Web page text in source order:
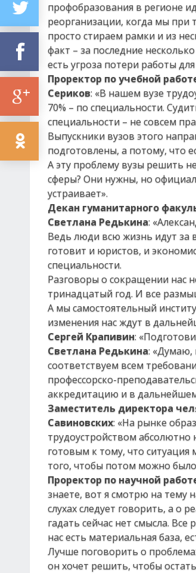
профобразования в регионе
реорганизации, когда мы при
просто стираем рамки и из
факт – за последние
есть угроза потери работы
Проректор по учебной
Сериков: «В нашем вузе
70% – по специальности.
специальности – не совсем
Выпускники вузов этого
подготовлены, а потому, что
А эту проблему вузы решить
сферы? Они нужны, но
устраивает».
Декан гуманитарного
Светлана Редькина:
Ведь люди всю жизнь идут за
готовит и юристов, и
специальности.
Разговоры о сокращении нас
тринадцатый год. И все
А мы самостоятельный
изменения нас ждут в
Сергей Крапивин:
Светлана Редькина: «Думаю,
соответствуем всем
профессорско-
аккредитацию и в
Заместитель директора
Савиновских: «На рынке
трудоустройством
готовым к тому, что ситуация
того, чтобы потом можно было
Проректор по научной
знаете, вот я смотрю на тему
слухах следует говорить, а о
гадать сейчас нет смысла.
нас есть материальная база,
Лучше поговорить о
он хочет решить, чтобы